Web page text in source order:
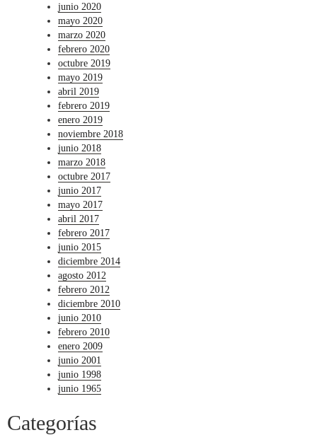
junio 2020
mayo 2020
marzo 2020
febrero 2020
octubre 2019
mayo 2019
abril 2019
febrero 2019
enero 2019
noviembre 2018
junio 2018
marzo 2018
octubre 2017
junio 2017
mayo 2017
abril 2017
febrero 2017
junio 2015
diciembre 2014
agosto 2012
febrero 2012
diciembre 2010
junio 2010
febrero 2010
enero 2009
junio 2001
junio 1998
junio 1965
Categorías